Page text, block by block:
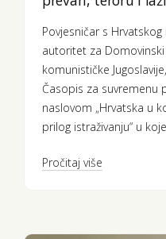
Povjesničar s
autoritet za
komunističke
Časopis za suvremenu
naslovom „Hrvatska u
prilog istraživanju“ u
Pročitaj više